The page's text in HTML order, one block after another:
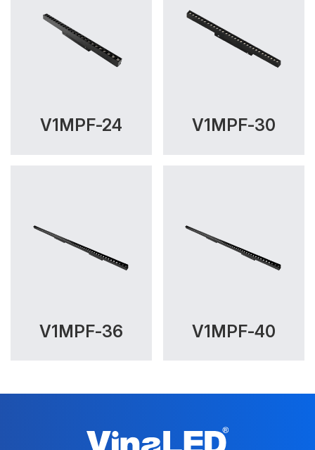
V1MPF-24 V1MPF-30
V1MPF-36 V1MPF-40